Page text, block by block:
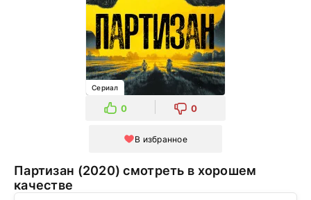
Сериал
0 0
В избранное
Партизан (2020) смотреть в хорошем
качестве